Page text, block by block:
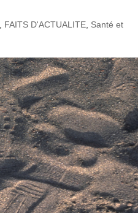
FAITS D'ACTUALITE Santé et